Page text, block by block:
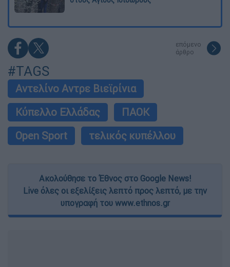
επόμενο
άρθρο
#TAGS
Αντελίνο Αντρε Βιεϊρίνια
Κύπελλο Ελλάδας
ΠΑΟΚ
Open Sport
τελικός κυπέλλου
Ακολούθησε το Έθνος στο Google News!
Live όλες οι εξελίξεις λεπτό προς λεπτό, με την
υπογραφή του www.ethnos.gr